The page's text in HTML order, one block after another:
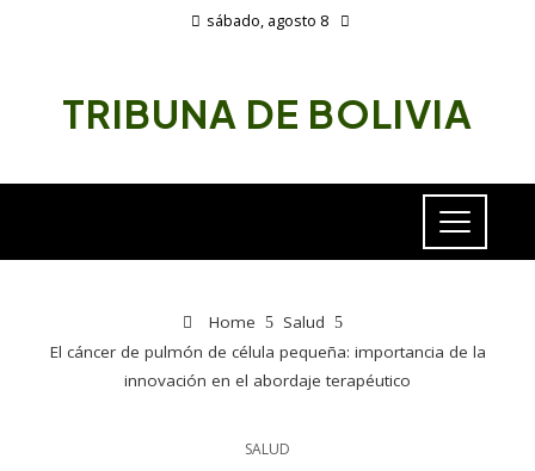
sábado, agosto 8
TRIBUNA DE BOLIVIA
Home
Salud
El cáncer de pulmón de célula pequeña: importancia de la
innovación en el abordaje terapéutico
SALUD